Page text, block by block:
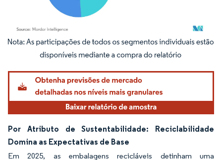
Imagem © Mordor Intelligence. O reuso requer atribuição conforme CC BY 4.0.
Por Atributo de Sustentabilidade: Reciclabilidade
Domina as Expectativas de Base
Em 2025, as embalagens recicláveis detinham uma